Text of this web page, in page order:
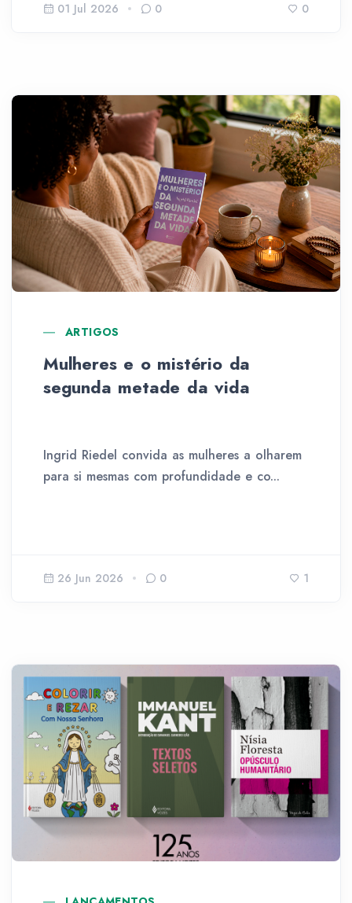
01 Jul 2026 0 0
ARTIGOS
Mulheres e o mistério da
segunda metade da vida
Ingrid Riedel convida as mulheres a olharem
para si mesmas com profundidade e co...
26 Jun 2026 0 1